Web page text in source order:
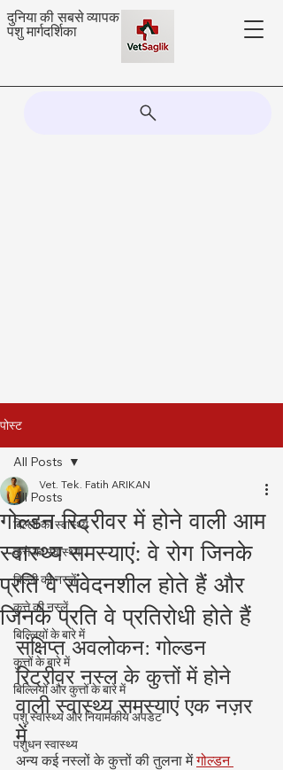
दुनिया की सबसे व्यापक
पशु मार्गदर्शिका
पोस्ट
All Posts
बिल्ली का स्वास्थ्य
कुत्ते का स्वास्थ्य
बिल्ली की नस्लें
कुत्ते की नस्लें
बिल्लियों के बारे में
कुत्तों के बारे में
बिल्लियों और कुत्तों के बारे में
पशु स्वास्थ्य और नियामकीय अपडेट
पशुधन स्वास्थ्य
All Posts
गोल्डन रिट्रीवर में होने वाली आम
स्वास्थ्य समस्याएं: वे रोग जिनके
प्रति वे संवेदनशील होते हैं और
जिनके प्रति वे प्रतिरोधी होते हैं
Vet. Tek. Fatih ARIKAN
संक्षिप्त अवलोकन: गोल्डन
रिट्रीवर नस्ल के कुत्तों में होने
वाली स्वास्थ्य समस्याएं एक नज़र
में
अन्य कई नस्लों के कुत्तों की तुलना में गोल्डन